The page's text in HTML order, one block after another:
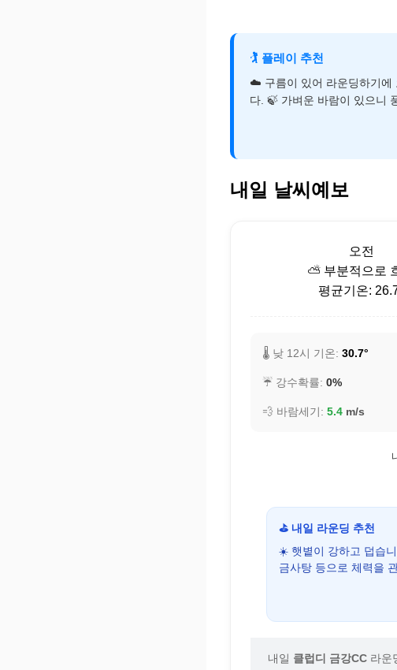
🏌️ 플레이 추천
☁️ 구름이 있어 라운딩하기에
다. 🍃 가벼운 바람이 있으니
내일 날씨예보
오전
⛅ 부분적으로
평균기온:
🌡️ 낮 12시 기온: 30.7°
☔ 강수확률: 0%
💨 바람세기: 5.4 m/s
⛳ 내일 라운딩 추천
☀️ 햇볕이 강하고 덥습
금사탕 등으로 체력을
내일 클럽디 금강CC 라운